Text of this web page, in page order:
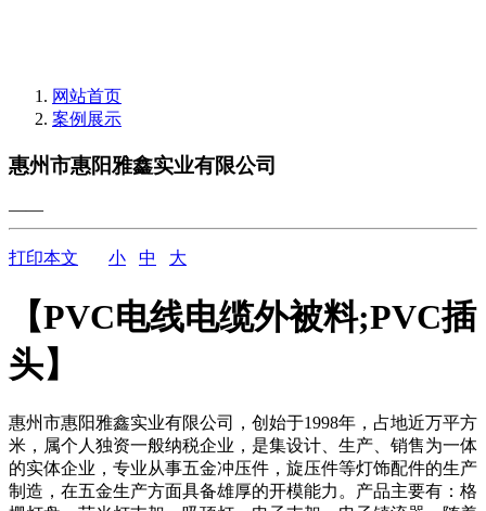
网站首页
案例展示
惠州市惠阳雅鑫实业有限公司
——
打印本文 小 中 大
【PVC电线电缆外被料;PVC插
头】
惠州市惠阳雅鑫实业有限公司，创始于1998年，占地近万平方
米，属个人独资一般纳税企业，是集设计、生产、销售为一体
的实体企业，专业从事五金冲压件，旋压件等灯饰配件的生产
制造，在五金生产方面具备雄厚的开模能力。产品主要有：格